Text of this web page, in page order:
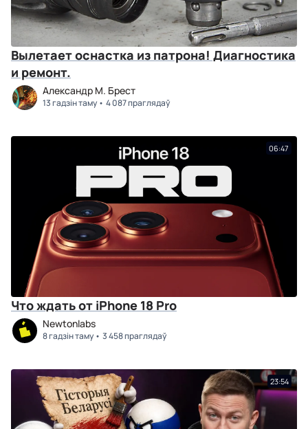
Вылетает оснастка из патрона! Диагностика
и ремонт.
Александр М. Брест
13 гадзін таму 4 087 праглядаў
06:47
Что ждать от iPhone 18 Pro
Newtonlabs
8 гадзін таму 3 458 праглядаў
23:54